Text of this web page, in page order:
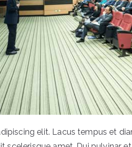
elit. Lacus tempus et